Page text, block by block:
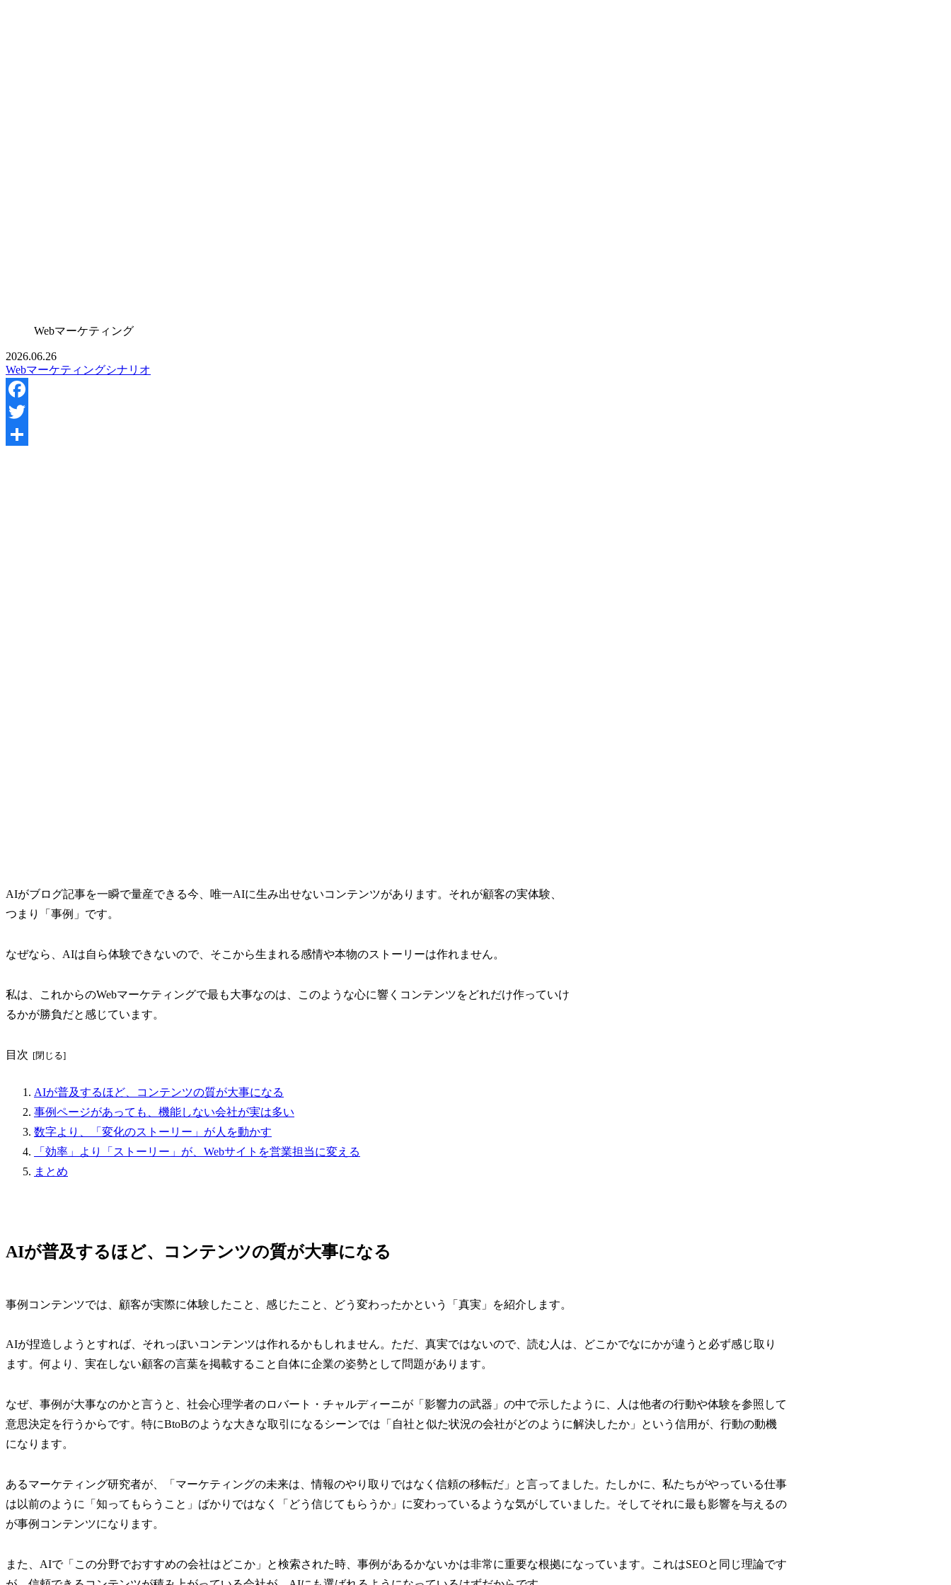
Webマーケティング
2026.06.26
Webマーケティングシナリオ
Facebook
Twitter
AIがブログ記事を一瞬で量産できる今、唯一AIに生み出せないコンテンツがあります。それが顧客の実体験、
つまり「事例」です。
なぜなら、AIは自ら体験できないので、そこから生まれる感情や本物のストーリーは作れません。
私は、これからのWebマーケティングで最も大事なのは、このような心に響くコンテンツをどれだけ作っていけ
るかが勝負だと感じています。
目次
AIが普及するほど、コンテンツの質が大事になる
事例ページがあっても、機能しない会社が実は多い
数字より、「変化のストーリー」が人を動かす
「効率」より「ストーリー」が、Webサイトを営業担当に変える
まとめ
AIが普及するほど、コンテンツの質が大事になる
事例コンテンツでは、顧客が実際に体験したこと、感じたこと、どう変わったかという「真実」を紹介します。
AIが捏造しようとすれば、それっぽいコンテンツは作れるかもしれません。ただ、真実ではないので、読む人は、どこかでなにかが違うと必ず感じ取り
ます。何より、実在しない顧客の言葉を掲載すること自体に企業の姿勢として問題があります。
なぜ、事例が大事なのかと言うと、社会心理学者のロバート・チャルディーニが「影響力の武器」の中で示したように、人は他者の行動や体験を参照して
意思決定を行うからです。特にBtoBのような大きな取引になるシーンでは「自社と似た状況の会社がどのように解決したか」という信用が、行動の動機
になります。
あるマーケティング研究者が、「マーケティングの未来は、情報のやり取りではなく信頼の移転だ」と言ってました。たしかに、私たちがやっている仕事
は以前のように「知ってもらうこと」ばかりではなく「どう信じてもらうか」に変わっているような気がしていました。そしてそれに最も影響を与えるの
が事例コンテンツになります。
また、AIで「この分野でおすすめの会社はどこか」と検索された時、事例があるかないかは非常に重要な根拠になっています。これはSEOと同じ理論です